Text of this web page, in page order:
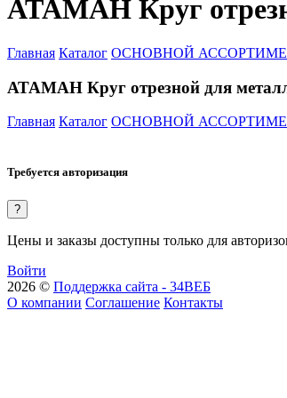
АТАМАН Круг
Главная Каталог ОСНОВНОЙ
АТАМАН Круг отрезной для
Главная Каталог ОСНОВНОЙ
Требуется авторизация
?
Цены и заказы доступны только для
Войти
2026 © Поддержка сайта - 34ВЕБ
О компании Соглашение Контакты